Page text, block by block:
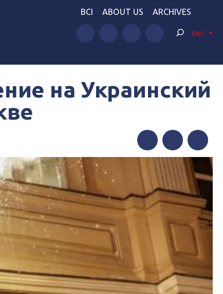
BCI ABOUT US ARCHIVES
ENG
на Украинский
FacebookTwitter Telegram